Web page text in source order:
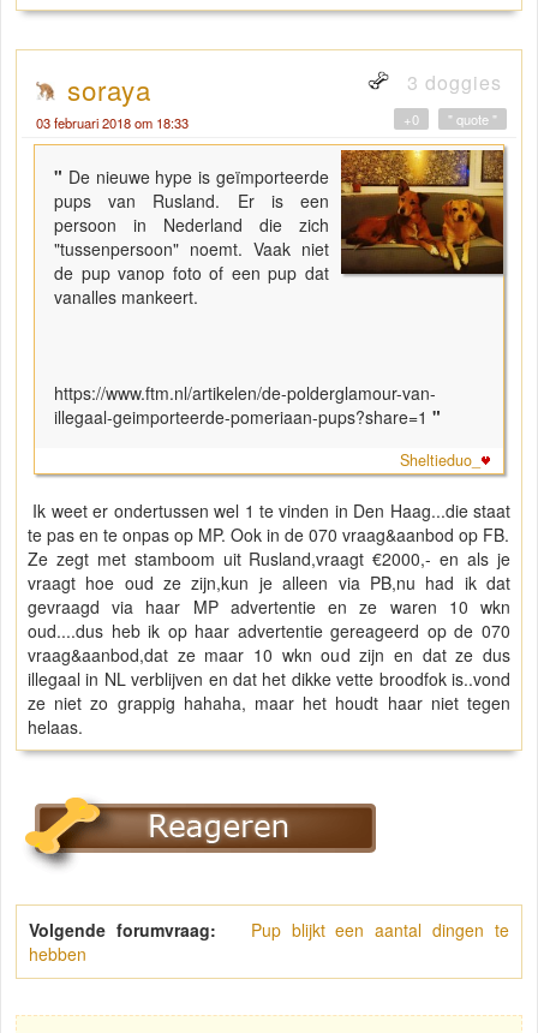
soraya 3 doggies
03 februari 2018 om 18:33 " quote "
+0
" De nieuwe hype is geïmporteerde
pups van Rusland. Er is een
persoon in Nederland die zich
"tussenpersoon" noemt. Vaak niet
de pup vanop foto of een pup dat
vanalles mankeert.
https://www.ftm.nl/artikelen/de-polderglamour-van-
illegaal-geimporteerde-pomeriaan-pups?share=1 "
Sheltieduo_
Ik weet er ondertussen wel 1 te vinden in Den Haag...die staat
te pas en te onpas op MP. Ook in de 070 vraag&aanbod op FB.
Ze zegt met stamboom uit Rusland,vraagt €2000,- en als je
vraagt hoe oud ze zijn,kun je alleen via PB,nu had ik dat
gevraagd via haar MP advertentie en ze waren 10 wkn
oud....dus heb ik op haar advertentie gereageerd op de 070
vraag&aanbod,dat ze maar 10 wkn oud zijn en dat ze dus
illegaal in NL verblijven en dat het dikke vette broodfok is..vond
ze niet zo grappig hahaha, maar het houdt haar niet tegen
helaas.
Volgende forumvraag:
Pup blijkt een aantal dingen te
hebben